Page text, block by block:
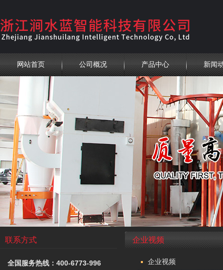
网站首页 公司概况 产品中心 新闻
联系方式
全国服务热线：400-6773-996
企业视频
企业视频